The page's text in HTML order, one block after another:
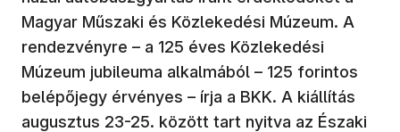
Magyar Műszaki és Közlekedési Múzeum. A
rendezvényre – a 125 éves Közlekedési
Múzeum jubileuma alkalmából – 125 forintos
belépőjegy érvényes – írja a BKK. A kiállítás
augusztus 23-25. között tart nyitva az Északi